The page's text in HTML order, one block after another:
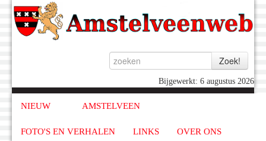
Bijgewerkt: 6 augustus 2026
NIEUW AMSTELVEEN
FOTO'S EN VERHALEN LINKS OVER ONS